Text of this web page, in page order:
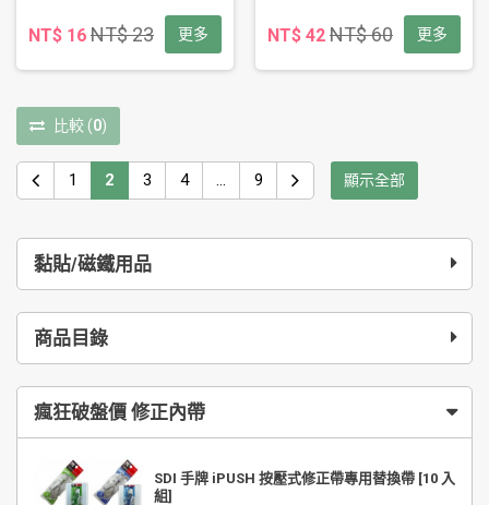
黏貼/磁鐵用品
商品目錄
瘋狂破盤價 修正內帶
SDI 手牌 iPUSH 按壓式修正帶專用替換帶 [10 入
組]
NT$ 16 NT$ 23 更多 NT$ 42 NT$ 60 更多
比較 (0)
1 2 3 4 ... 9 顯示全部